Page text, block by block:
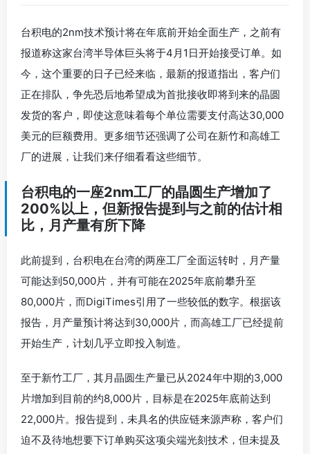
台积电的2nm技术预计将在年底前开始全面生产，之前有
报道称这家台湾半导体巨头将于4月1日开始接受订单。如
今，这个重要的日子已经来临，最新的报道指出，客户们
正在排队，争先恐后地希望成为首批接收即将到来的晶圆
发货的客户，即使这意味着每个单位需要支付高达30,000
美元的巨额费用。更多细节还强调了公司在新竹和高雄工
厂的进展，让我们来仔细看看这些细节。
台积电的一座2nm工厂的晶圆生产增加了
200%以上，但新报告提到与之前的估计相
比，月产量有所下降
此前提到，台积电在台湾的两座工厂全面运转时，月产量
可能达到50,000片，并有可能在2025年底前攀升至
80,000片，而DigiTimes引用了一些较低的数字。根据该
报告，月产量预计将达到30,000片，而高雄工厂已经提前
开始生产，计划几乎立即投入制造。
至于新竹工厂，其月晶圆生产量已从2024年中期的3,000
片增加到目前的约8,000片，目标是在2025年底前达到
22,000片。报告提到，未具名的供应链来源声称，客户们
迫不及待地想要下订单购买这项尖端光刻技术，但未提及